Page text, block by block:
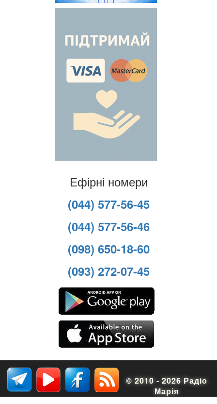
Ефірні номери
(044) 577-56-45
(044) 577-56-46
(098) 650-18-60
(093) 272-07-45
© 2010 - 2026 Радіо
Марія